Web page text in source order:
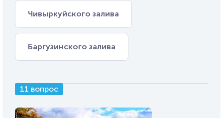
Чивыркуйского залива
Баргузинского залива
11 вопрос